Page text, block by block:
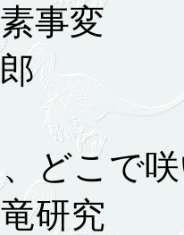
酸素
どこ
竜